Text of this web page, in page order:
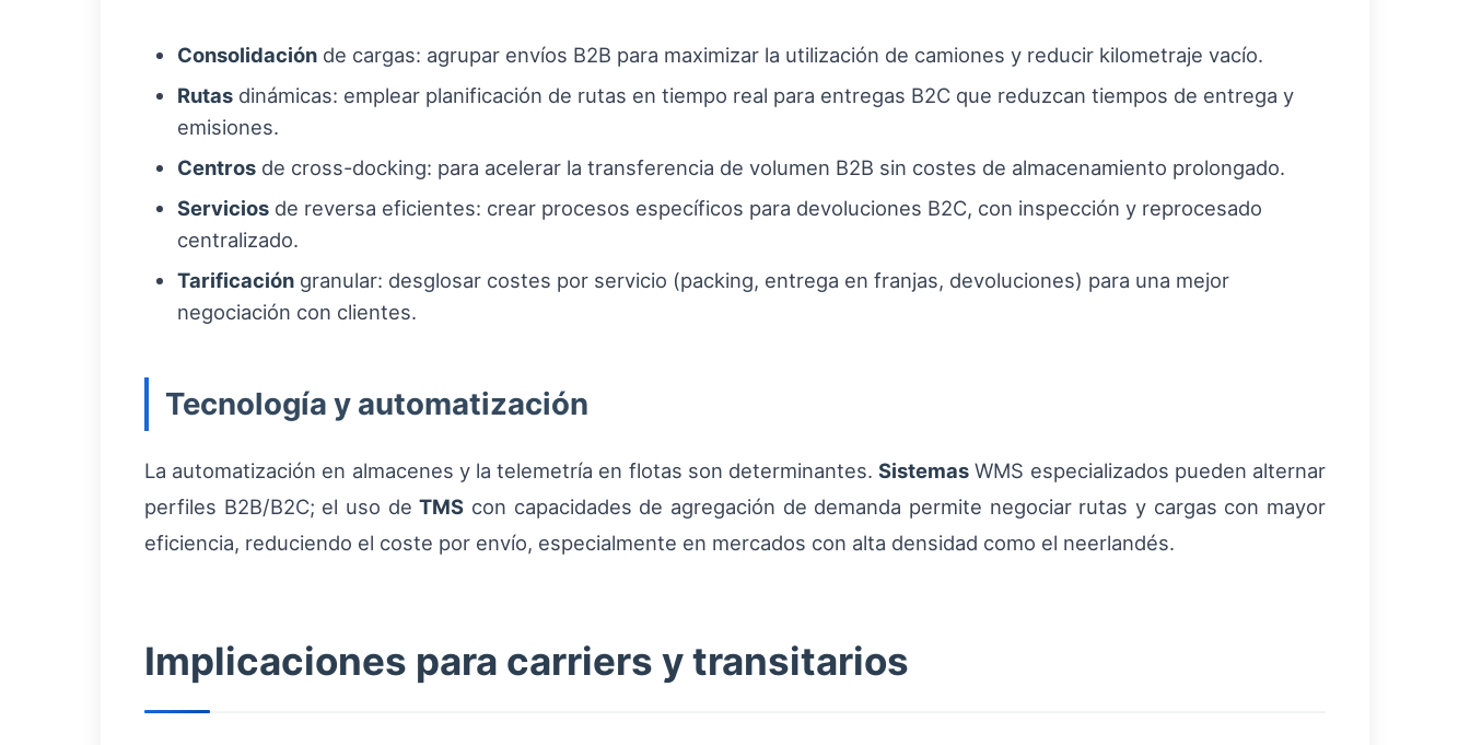
Consolidación de cargas: agrupar envíos B2B para maximizar la utilización de camiones y reducir kilometraje vacío.
Rutas dinámicas: emplear planificación de rutas en tiempo real para entregas B2C que reduzcan tiempos de entrega y
emisiones.
Centros de cross-docking: para acelerar la transferencia de volumen B2B sin costes de almacenamiento prolongado.
Servicios de reversa eficientes: crear procesos específicos para devoluciones B2C, con inspección y reprocesado
centralizado.
Tarificación granular: desglosar costes por servicio (packing, entrega en franjas, devoluciones) para una mejor
negociación con clientes.
Tecnología y automatización
La automatización en almacenes y la telemetría en flotas son determinantes.Sistemas WMS especializados pueden alternar
perfiles B2B/B2C; el uso deTMS con capacidades de agregación de demanda permite negociar rutas y cargas con mayor
eficiencia, reduciendo el coste por envío, especialmente en mercados con alta densidad como el neerlandés.
Implicaciones para carriers y transitarios